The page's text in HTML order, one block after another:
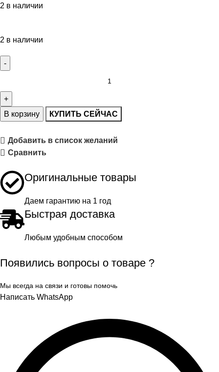
2 в наличии
2 в наличии
В корзину КУПИТЬ СЕЙЧАС
Добавить в список желаний
Сравнить
Оригинальные товары
Даем гарантию на 1 год
Быстрая доставка
Любым удобным способом
Появились вопросы о товаре ?
Мы всегда на связи и готовы помочь
Написать WhatsApp